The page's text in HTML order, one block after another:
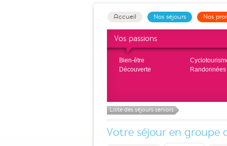
Accueil Nos séjours Nos
Vos passions
Bien-être
Découverte
Randonnées
Liste des séjours seniors
Votre séjour en groupe